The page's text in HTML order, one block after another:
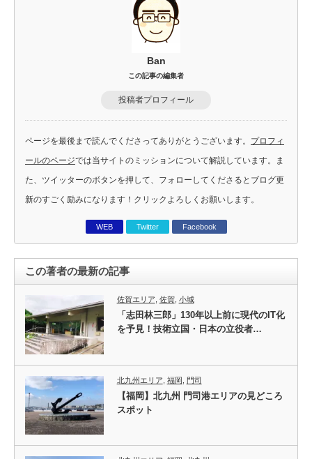
Ban
この記事の編集者
投稿者プロフィール
ページを最後まで読んでくださってありがとうございます。 プロフィ
ールのページでは当サイトのミッションについて解説しています。ま
た、ツイッターのボタンを押して、フォローしてくださるとブログ更
新のすごく励みになります！クリックよろしくお願いします。
WEB Twitter Facebook
この著者の最新の記事
佐賀エリア 佐賀, 小城
「志田林三郎」130年以上前に現代のIT化
を予見！技術立国・日本の立役者…
北九州エリア 福岡 門司
【福岡】北九州 門司港エリアの見どころ
スポット